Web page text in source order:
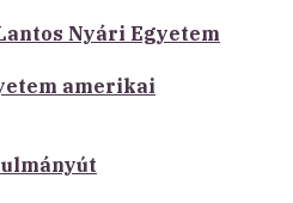
Nyári Egyetem
amerikai